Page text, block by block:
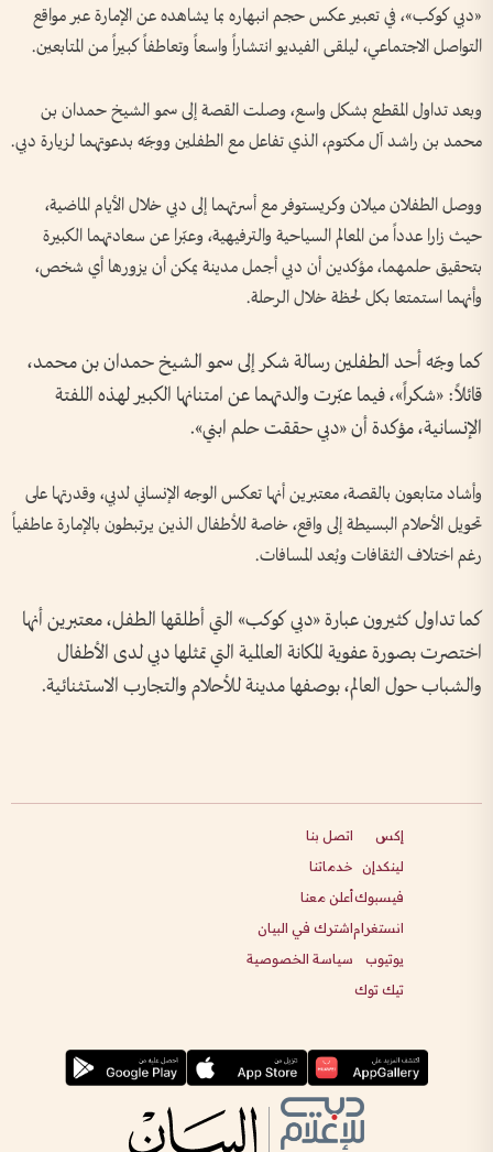
«دبي كوكب»، في تعبير عكس حجم انبهاره بما يشاهده عن الإمارة عبر مواقع
التواصل الاجتماعي، ليلقى الفيديو انتشاراً واسعاً وتعاطفاً كبيراً من المتابعين.
وبعد تداول المقطع بشكل واسع، وصلت القصة إلى سمو الشيخ حمدان بن
محمد بن راشد آل مكتوم، الذي تفاعل مع الطفلين ووجّه بدعوتهما لزيارة دبي.
ووصل الطفلان ميلان وكريستوفر مع أسرتهما إلى دبي خلال الأيام الماضية،
حيث زارا عدداً من المعالم السياحية والترفيهية، وعبّرا عن سعادتهما الكبيرة
بتحقيق حلمهما، مؤكدين أن دبي أجمل مدينة يمكن أن يزورها أي شخص،
وأنهما استمتعا بكل لحظة خلال الرحلة.
كما وجّه أحد الطفلين رسالة شكر إلى سمو الشيخ حمدان بن محمد،
قائلاً: «شكراً»، فيما عبّرت والدتهما عن امتنانها الكبير لهذه اللفتة
الإنسانية، مؤكدة أن «دبي حققت حلم ابني».
وأشاد متابعون بالقصة، معتبرين أنها تعكس الوجه الإنساني لدبي، وقدرتها على
تحويل الأحلام البسيطة إلى واقع، خاصة للأطفال الذين يرتبطون بالإمارة عاطفياً
رغم اختلاف الثقافات وبُعد المسافات.
كما تداول كثيرون عبارة «دبي كوكب» التي أطلقها الطفل، معتبرين أنها
اختصرت بصورة عفوية المكانة العالمية التي تمثلها دبي لدى الأطفال
والشباب حول العالم، بوصفها مدينة للأحلام والتجارب الاستثنائية.
إكس
لينكدإن
فيسبوك
انستغرام
يوتيوب
تيك توك
اتصل بنا
خدماتنا
أعلن معنا
اشترك في البيان
سياسة الخصوصية